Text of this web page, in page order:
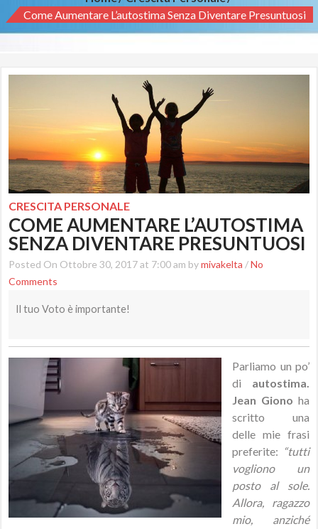
Come Aumentare L’autostima Senza Diventare Presuntuosi
CRESCITA PERSONALE
COME AUMENTARE L’AUTOSTIMA
SENZA DIVENTARE PRESUNTUOSI
Posted On Ottobre 30, 2017 at 7:00 am bymivakelta /No
Comments
Il tuo Voto è importante!
Parliamo un po’
di autostima.
Jean Giono ha
scritto una
delle mie frasi
preferite: “tutti
vogliono un
posto al sole.
Allora, ragazzo
mio, anziché